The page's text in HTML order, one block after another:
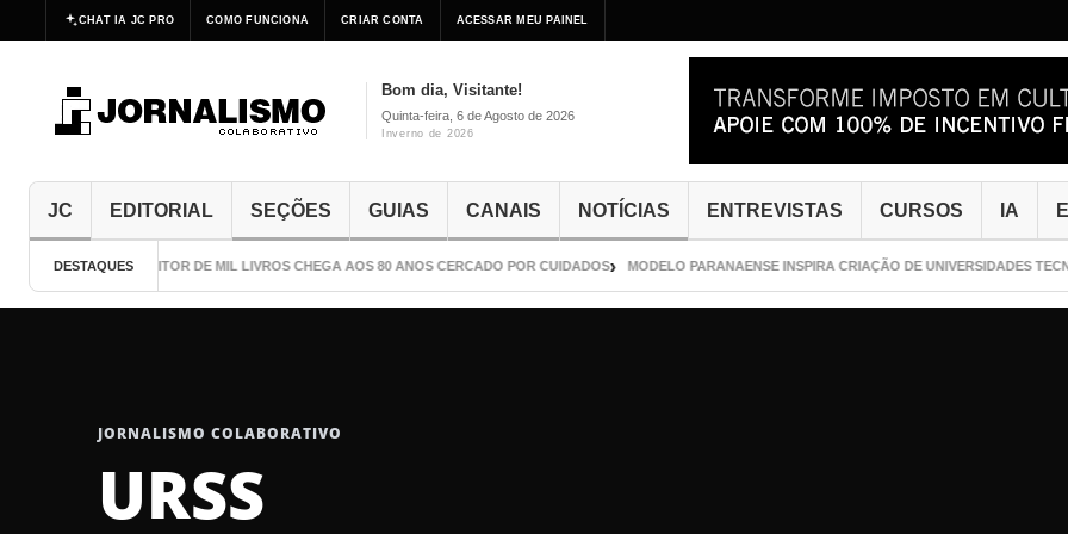
CHAT IA JC PRO COMO FUNCIONA CRIAR CONTA ACESSAR MEU PAINEL
Bom dia, Visitante!
Quinta-feira, 6 de Agosto de 2026
Inverno de 2026
JC EDITORIAL SEÇÕES GUIAS CANAIS NOTÍCIAS ENTREVISTAS CURSOS IA
DESTAQUESO ESCRITOR DE MIL LIVROS CHEGA AOS 80 ANOS CERCADO POR CUIDADOS MODELO PARANAENSE INSPIRA CRIAÇÃO DE UNIVERSIDADES
JORNALISMO COLABORATIVO
URSS